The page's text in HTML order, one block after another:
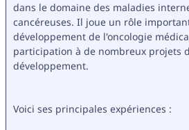
dans le domaine des maladies
cancéreuses. Il joue un rôle
développement de l'oncologie
participation à de nombreux projets
développement.
Voici ses principales expériences :